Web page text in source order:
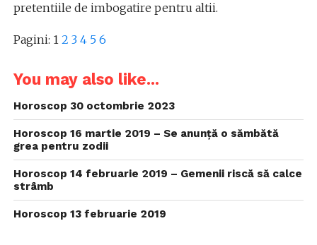
pretentiile de imbogatire pentru altii.
Pagini: 1 2 3 4 5 6
You may also like...
Horoscop 30 octombrie 2023
Horoscop 16 martie 2019 – Se anunță o sămbătă
grea pentru zodii
Horoscop 14 februarie 2019 – Gemenii riscă să calce
strâmb
Horoscop 13 februarie 2019